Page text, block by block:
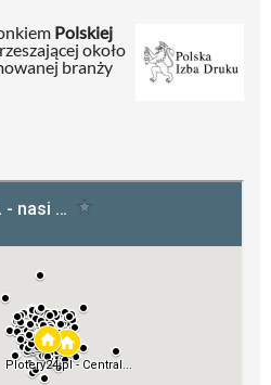
Polskiej
około
branży